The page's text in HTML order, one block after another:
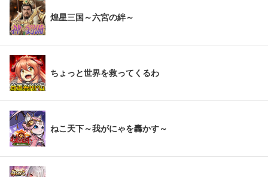
煌星三国～六宮の絆～
ちょっと世界を救ってくるわ
ねこ天下～我がにゃを轟かす～